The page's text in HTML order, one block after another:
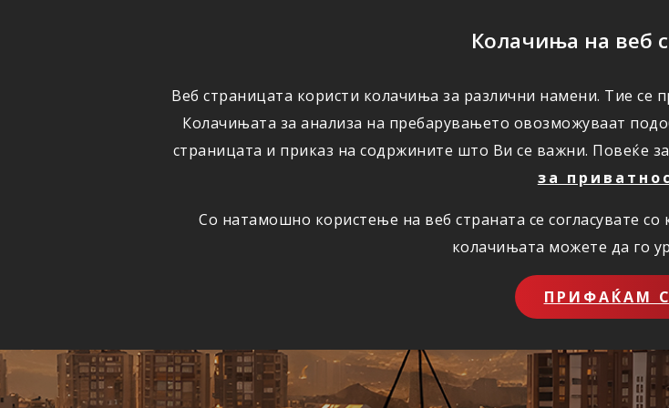
Колачиња на веб
Веб страницата користи колачиња за различни намени. Тие се
Колачињата за анализа на пребарувањето овозможуваат
страницата и приказ на содржините што Ви се важни. Повеќе
за
Со натамошно користење на веб страната се согласувате
колачињата можете да го
ПРИФАЌАМ
ОСИГУРУВАЊЕ ШТЕТИ ПОВОЛНОСТИ КОРИСНО
Едноставно
АВТОМОБИЛСКА